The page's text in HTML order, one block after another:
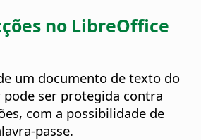
no LibreOffice
um documento de texto do
ser protegida contra
com a possibilidade de
passe.